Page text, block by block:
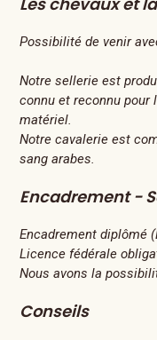
Possibilité de venir
Notre sellerie est
connu et reconnu
matériel.
Notre cavalerie est
sang arabes.
Encadrement -
Encadrement diplômé
Licence fédérale
Nous avons la
Conseils